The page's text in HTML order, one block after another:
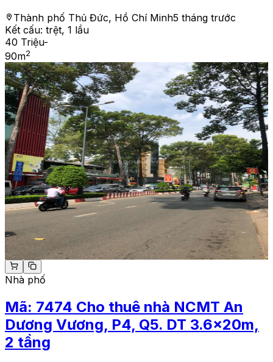
Thành phố Thủ Đức, Hồ Chí Minh5 tháng trước
Kết cấu: trệt, 1 lầu
40 Triệu-
90m2
Nhà phố
Mã: 7474 Cho thuê nhà NCMT An
Dương Vương, P4, Q5. DT 3.6x20m,
2 tầng